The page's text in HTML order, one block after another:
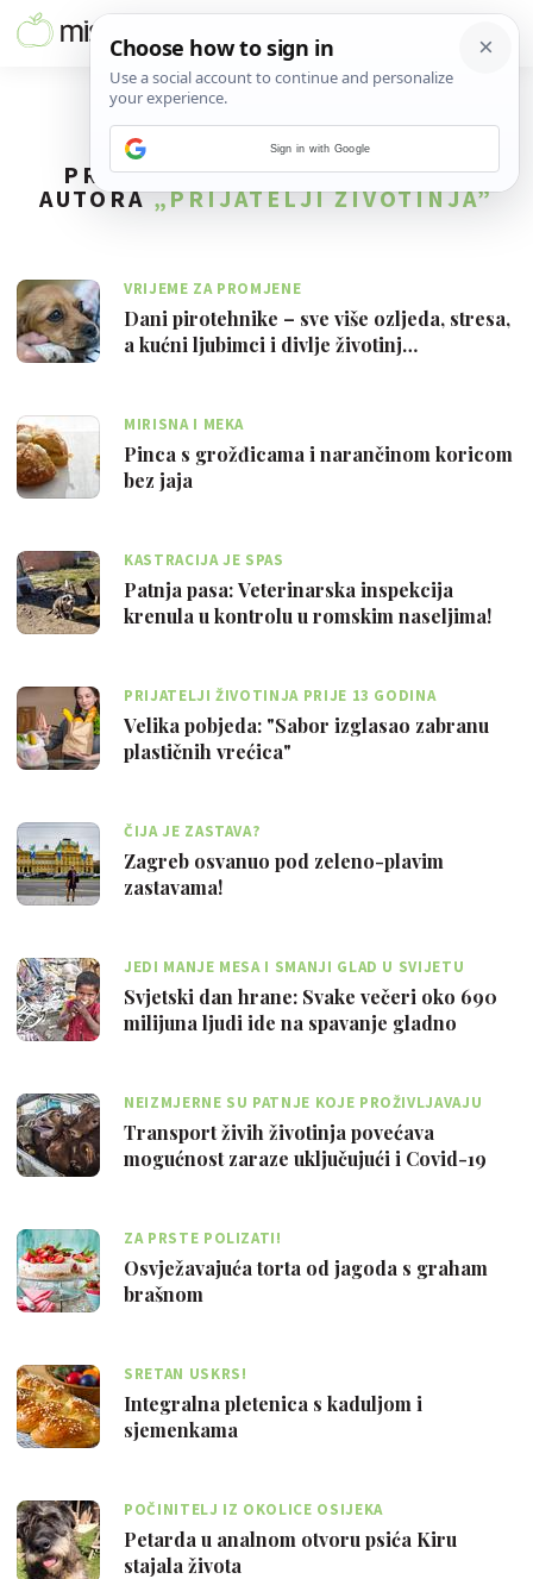
PRONAĐENO43REZULTATA ZA
AUTORA„PRIJATELJI ŽIVOTINJA”
VRIJEME ZA PROMJENE
Dani pirotehnike – sve više ozljeda, stresa,
a kućni ljubimci i divlje životinj…
MIRISNA I MEKA
Pinca s grožđicama i narančinom koricom
bez jaja
KASTRACIJA JE SPAS
Patnja pasa: Veterinarska inspekcija
krenula u kontrolu u romskim naseljima!
PRIJATELJI ŽIVOTINJA PRIJE 13 GODINA
POKRENULI KAMPANJU
Velika pobjeda: "Sabor izglasao zabranu
plastičnih vrećica"
ČIJA JE ZASTAVA?
Zagreb osvanuo pod zeleno-plavim
zastavama!
JEDI MANJE MESA I SMANJI GLAD U SVIJETU
Svjetski dan hrane: Svake večeri oko 690
milijuna ljudi ide na spavanje gladno
NEIZMJERNE SU PATNJE KOJE PROŽIVLJAVAJU
ŽIVOTINJE
Transport živih životinja povećava
mogućnost zaraze uključujući i Covid-19
ZA PRSTE POLIZATI!
Osvježavajuća torta od jagoda s graham
brašnom
SRETAN USKRS!
Integralna pletenica s kaduljom i
sjemenkama
POČINITELJ IZ OKOLICE OSIJEKA
Petarda u analnom otvoru psića Kiru
stajala života
Sign in with Google